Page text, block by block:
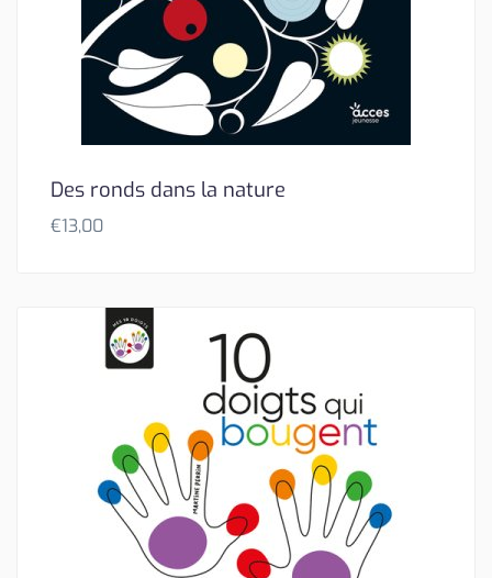
Des ronds dans la nature
€13,00